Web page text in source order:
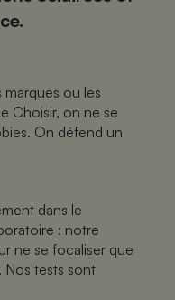
ou les
Choisir, on ne se
On défend un
dans le
: notre
ne se focaliser que
Nos tests sont